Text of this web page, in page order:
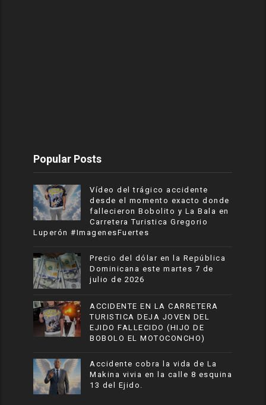
Popular Posts
Vídeo del trágico accidente
desde el momento exacto donde
fallecieron Bobolito y La Bala en
Carretera Turistica Gregorio
Luperón #ImagenesFuertes
Precio del dólar en la República
Dominicana este martes 7 de
julio de 2026
ACCIDENTE EN LA CARRETERA
TURISTICA DEJA JOVEN DEL
EJIDO FALLECIDO (HIJO DE
BOBOLO EL MOTOCONCHO)
Accidente cobra la vida de La
Makina vivia en la calle 8 esquina
13 del Ejido.